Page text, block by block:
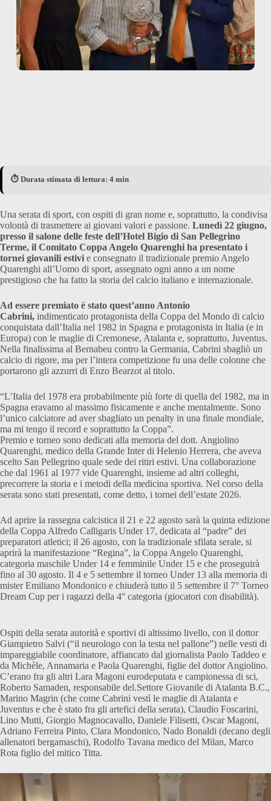
⏱️ Durata stimata di lettura: 4 min
Una serata di sport, con ospiti di gran nome e, soprattutto, la condivisa
volontà di trasmettere ai giovani valori e passione. Lunedì 22 giugno,
presso il salone delle feste dell’Hotel Bigio di San Pellegrino
Terme, il Comitato Coppa Angelo Quarenghi ha presentato i
tornei giovanili estivi e consegnato il tradizionale premio Angelo
Quarenghi all’Uomo di sport, assegnato ogni anno a un nome
prestigioso che ha fatto la storia del calcio italiano e internazionale.
Ad essere premiato è stato quest’anno Antonio
Cabrini, indimenticato protagonista della Coppa del Mondo di calcio
conquistata dall’Italia nel 1982 in Spagna e protagonista in Italia (e in
Europa) con le maglie di Cremonese, Atalanta e, soprattutto, Juventus.
Nella finalissima al Bernabeu contro la Germania, Cabrini sbagliò un
calcio di rigore, ma per l’intera competizione fu una delle colonne che
portarono gli azzurri di Enzo Bearzot al titolo.
“L’Italia del 1978 era probabilmente più forte di quella del 1982, ma in
Spagna eravamo al massimo fisicamente e anche mentalmente. Sono
l’unico calciatore ad aver sbagliato un penalty in una finale mondiale,
ma mi tengo il record e soprattutto la Coppa”.
Premio e torneo sono dedicati alla memoria del dott. Angiolino
Quarenghi, medico della Grande Inter di Helenio Herrera, che aveva
scelto San Pellegrino quale sede dei ritiri estivi. Una collaborazione
che dal 1961 al 1977 vide Quarenghi, insieme ad altri colleghi,
precorrere la storia e i metodi della medicina sportiva. Nel corso della
serata sono stati presentati, come detto, i tornei dell’estate 2026.
Ad aprire la rassegna calcistica il 21 e 22 agosto sarà la quinta edizione
della Coppa Alfredo Calligaris Under 17, dedicata al “padre” dei
preparatori atletici; il 26 agosto, con la tradizionale sfilata serale, si
aprirà la manifestazione “Regina”, la Coppa Angelo Quarenghi,
categoria maschile Under 14 e femminile Under 15 e che proseguirà
fino al 30 agosto. Il 4 e 5 settembre il torneo Under 13 alla memoria di
mister Emiliano Mondonico e chiuderà tutto il 5 settembre il 7° Torneo
Dream Cup per i ragazzi della 4° categoria (giocatori con disabilità).
Ospiti della serata autorità e sportivi di altissimo livello, con il dottor
Giampietro Salvi (“il neurologo con la testa nel pallone”) nelle vesti di
impareggiabile coordinatore, affiancato dal giornalista Paolo Taddeo e
da Michèle, Annamaria e Paola Quarenghi, figlie del dottor Angiolino.
C’erano fra gli altri Lara Magoni eurodeputata e campionessa di sci,
Roberto Samaden, responsabile del.Settore Giovanile di Atalanta B.C.,
Marino Magrin (che come Cabrini vestì le maglie di Atalanta e
Juventus e che è stato fra gli artefici della serata), Claudio Foscarini,
Lino Mutti, Giorgio Magnocavallo, Daniele Filisetti, Oscar Magoni,
Adriano Ferreira Pinto, Clara Mondonico, Nado Bonaldi (decano degli
allenatori bergamaschi), Rodolfo Tavana medico del Milan, Marco
Rota figlio del mitico Titta.